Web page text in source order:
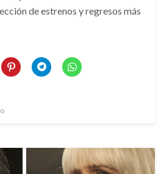
de estrenos y regresos más